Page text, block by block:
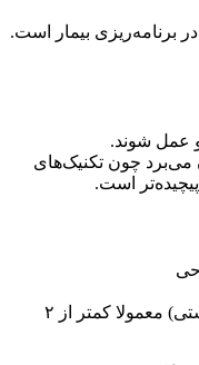
برنامه‌ریزی بیمار است.
دو عمل شوند.
می‌برد چون تکنیک‌های
است.
ترکیب دو روش (لیفت + بلفاروپلاستی) معمولا کمتر از ۲